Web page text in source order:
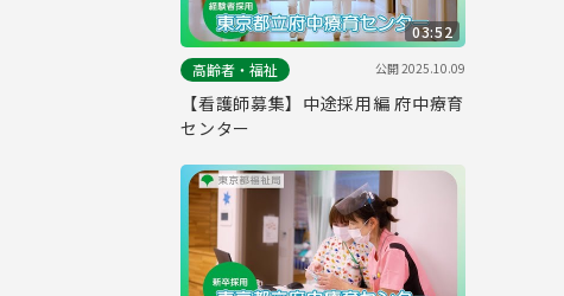
03:52
高齢者・福祉
公開2025.10.09
【看護師募集】中途採用編 府中療育
センター